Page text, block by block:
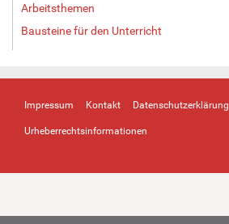
Arbeitsthemen
Bausteine für den Unterricht
Impressum Kontakt Datenschutzerklärung
Urheberrechtsinformationen